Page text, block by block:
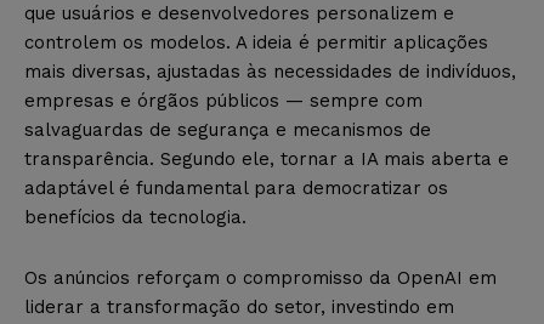
que usuários e desenvolvedores personalizem e
controlem os modelos. A ideia é permitir aplicações
mais diversas, ajustadas às necessidades de indivíduos,
empresas e órgãos públicos — sempre com
salvaguardas de segurança e mecanismos de
transparência. Segundo ele, tornar a IA mais aberta e
adaptável é fundamental para democratizar os
benefícios da tecnologia.
Os anúncios reforçam o compromisso da OpenAI em
liderar a transformação do setor, investindo em